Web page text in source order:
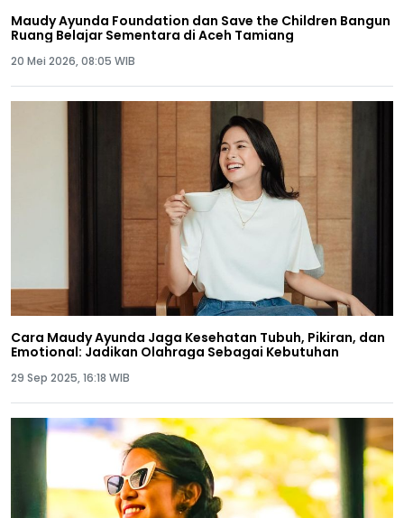
Maudy Ayunda Foundation dan Save the Children Bangun
Ruang Belajar Sementara di Aceh Tamiang
20 Mei 2026, 08:05 WIB
Cara Maudy Ayunda Jaga Kesehatan Tubuh, Pikiran, dan
Emotional: Jadikan Olahraga Sebagai Kebutuhan
29 Sep 2025, 16:18 WIB